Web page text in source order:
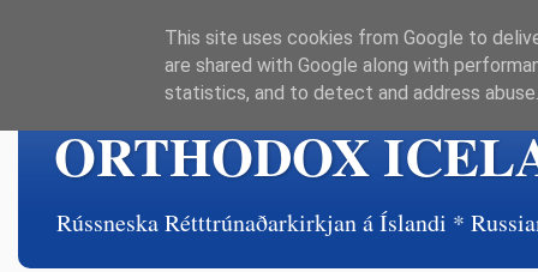
ORTHODOX
Rússneska Rétttrúnaðarkirkjan á Íslandi *
This site uses cookies from Google to
are shared with Google along with
statistics, and to detect and address abuse.